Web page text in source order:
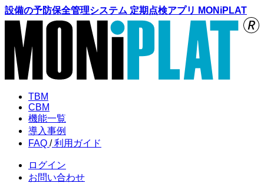
設備の予防保全管理システム 定期点検アプリ MONiPLAT
TBM
CBM
機能一覧
導入事例
FAQ / 利用 ガイド
ログイン
お問い合わせ